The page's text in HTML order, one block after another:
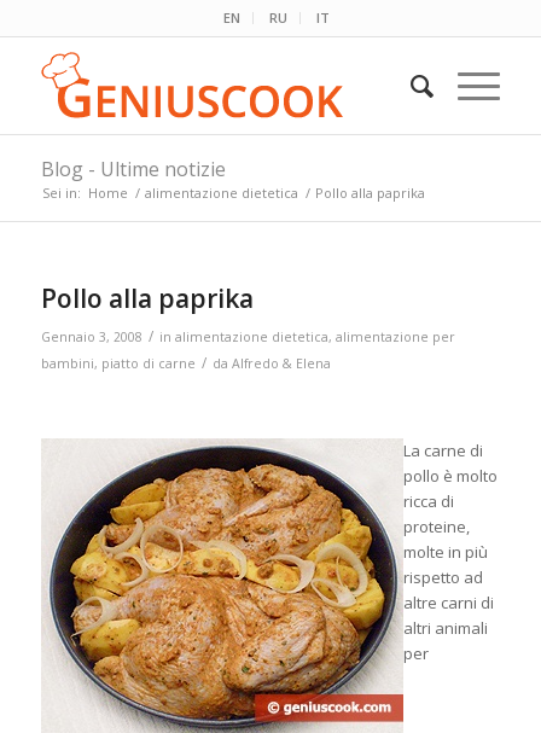
EN RU IT
Blog - Ultime notizie
Sei in: Home / alimentazione dietetica / Pollo alla paprika
Pollo alla paprika
Gennaio 3, 2008 / in alimentazione dietetica, alimentazione per
bambini, piatto di carne / da Alfredo & Elena
La carne di
pollo è molto
ricca di
proteine,
molte in più
rispetto ad
altre carni di
altri animali
per